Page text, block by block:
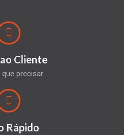
Cliente
que precisar
Rápido